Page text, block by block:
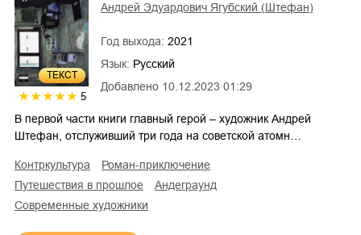
ТЕКСТ
5
Добавлено 10.12.2023 01:29
Андрей Эдуардович Ягубский (Штефан)
Год выхода: 2021
Язык: Русский
В первой части книги главный герой – художник Андрей
Штефан, отслуживший три года на советской атомн…
контркультура
роман-приключение
путешествия в прошлое
андеграунд
современные художники